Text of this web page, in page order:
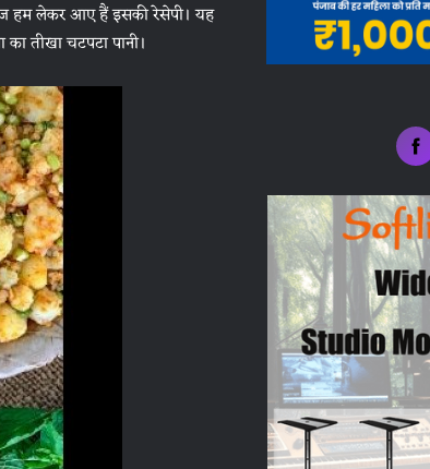
हम लेकर आए हैं इसकी रेसेपी। यह
तीखा चटपटा पानी।